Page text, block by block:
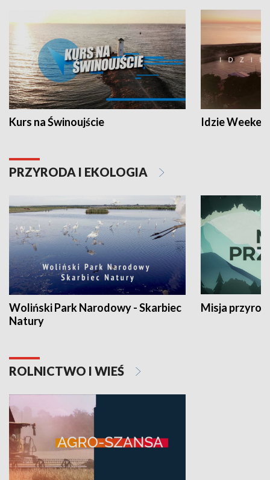
Kurs na Świnoujście Idzie
PRZYRODA I EKOLOGIA
Woliński Park Narodowy - Skarbiec
Natury
Misja
ROLNICTWO I WIEŚ